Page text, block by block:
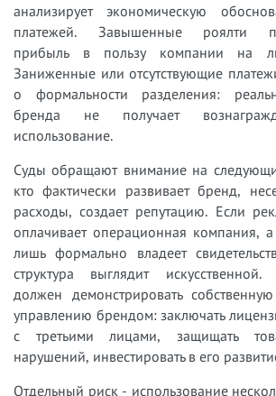
анализирует экономическую
платежей. Завышенные роялти
прибыль в пользу компании на
Заниженные или отсутствующие
о формальности разделения:
бренда не получает
использование.
Суды обращают внимание на
кто фактически развивает бренд,
расходы, создает репутацию. Если
оплачивает операционная компания, а
лишь формально владеет
структура выглядит искусственной.
должен демонстрировать
управлению брендом: заключать
с третьими лицами, защищать
нарушений, инвестировать в его
Отдельный риск - использование